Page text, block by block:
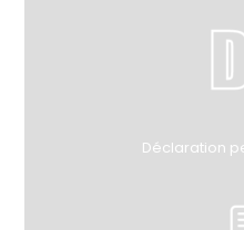
Déclaration